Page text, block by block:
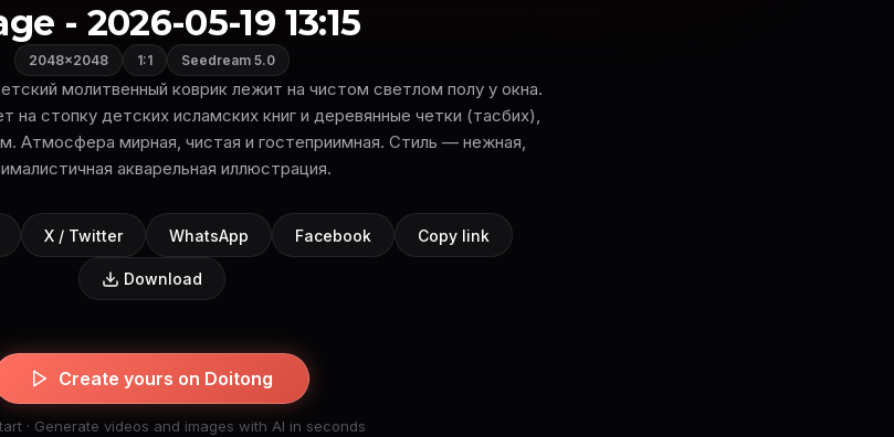
- 2026-05-19 13:15
2048×2048 1:1 Seedream 5.0
молитвенный коврик лежит на чистом светлом полу у окна.
на стопку детских исламских книг и деревянные четки (тасбих),
Атмосфера мирная, чистая и гостеприимная. Стиль — нежная,
акварельная иллюстрация.
X / Twitter WhatsApp Facebook Copy link
Download
Create yours on Doitong
· Generate videos and images with AI in seconds